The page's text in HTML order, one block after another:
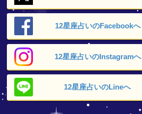
12星座占いのFacebookへ
12星座占いのInstagramへ
12星座占いのLineへ